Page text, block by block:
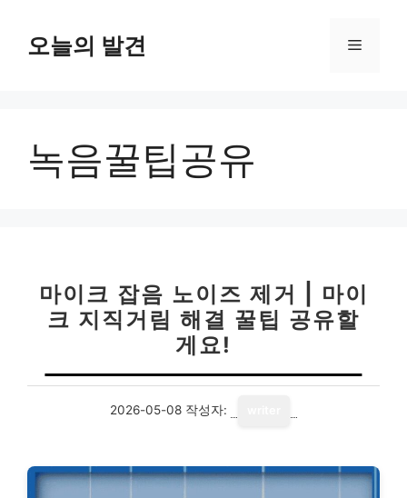
오늘의 발견 메
녹음꿀팁공유
마이크 잡음 노이즈 제거 | 마이
크 지직거림 해결 꿀팁 공유할
게요!
2026-05-08 작성자: